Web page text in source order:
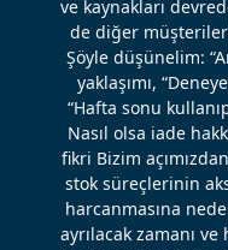
ve kaynakları
de diğer
Şöyle düşünelim:
yaklaşımı,
“Hafta sonu
Nasıl olsa iade
fikri Bizim
stok süreçlerinin
harcanmasına
ayrılacak zamanı